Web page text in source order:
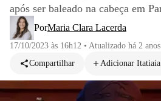
após ser baleado na cabeça em
PorMaria Clara Lacerda
17/10/2023 às 16h12 • Atualizado há 2 anos
Compartilhar
Adicionar